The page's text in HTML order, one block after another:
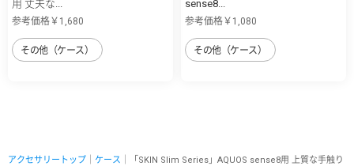
用 丈夫な...
参考価格￥1,680
その他（ケース）
sense8...
参考価格￥1,080
その他（ケース）
アクセサリートップ ケース ｜「SKIN Slim Series」AQUOS sense8用 上質な手触り